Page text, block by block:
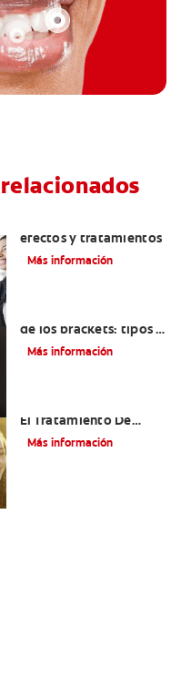
efectos y tratamientos
Más información
de los brackets: tipos y
mantenimiento
Más información
El Tratamiento De
Ortodoncia
Más información